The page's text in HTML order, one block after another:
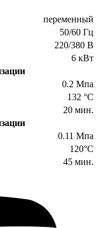
переменный
50/60 Гц
220/380 В
6 кВт
0.2 Мпа
132 °С
20 мин.
0.11 Мпа
120°С
45 мин.